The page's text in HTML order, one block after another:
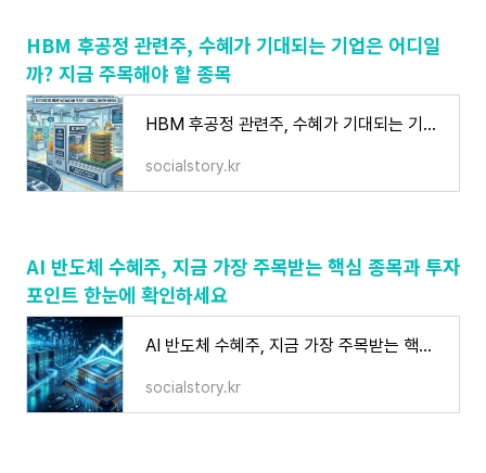
HBM 후공정 관련주, 수혜가 기대되는 기업은 어디일
까? 지금 주목해야 할 종목
HBM 후공정 관련주, 수혜가 기대되는 기업은 어디일까? 지금 주목해야 할 종목
socialstory.kr
AI 반도체 수혜주, 지금 가장 주목받는 핵심 종목과 투자
포인트 한눈에 확인하세요
AI 반도체 수혜주, 지금 가장 주목받는 핵심 종목과 투자 포인트 한눈에 확인하세요
socialstory.kr